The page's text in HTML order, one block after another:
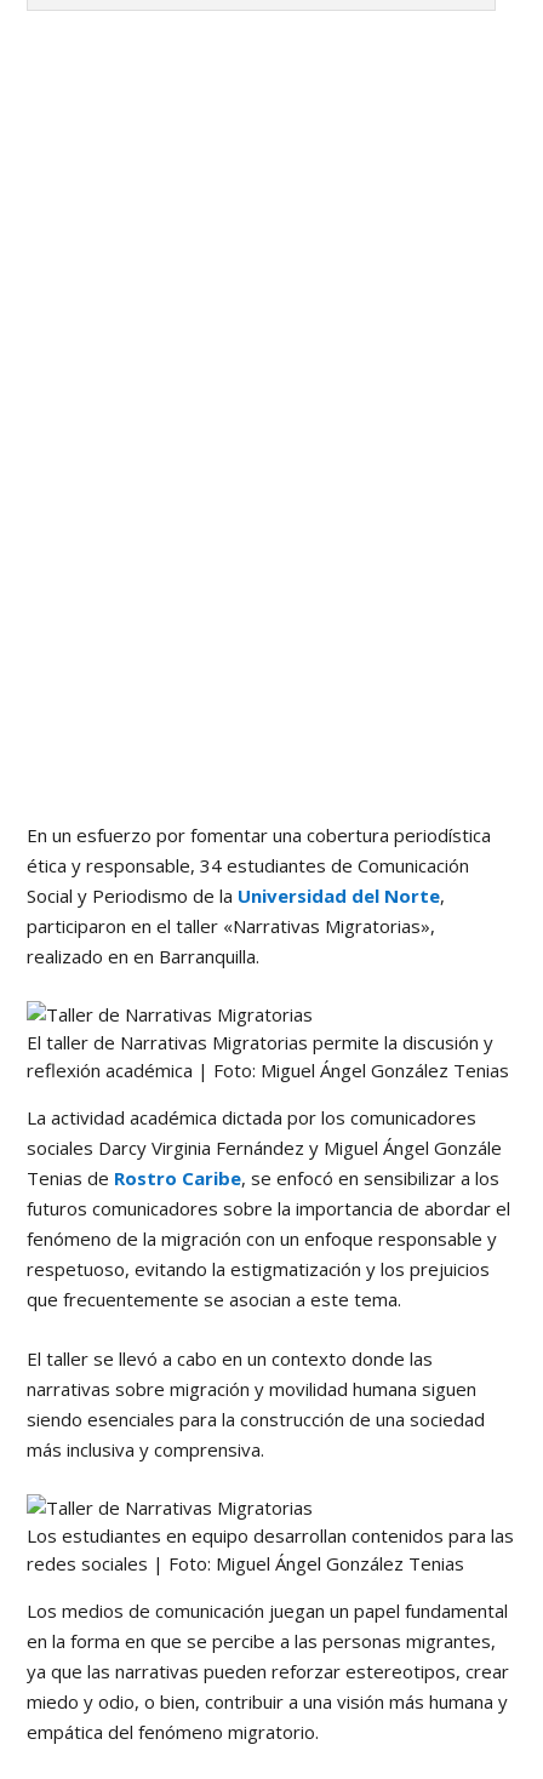
En un esfuerzo por fomentar una cobertura periodística
ética y responsable, 34 estudiantes de Comunicación
Social y Periodismo de la Universidad del Norte,
participaron en el taller «Narrativas Migratorias»,
realizado en en Barranquilla.
El taller de Narrativas Migratorias permite la discusión y
reflexión académica | Foto: Miguel Ángel González Tenias
La actividad académica dictada por los comunicadores
sociales Darcy Virginia Fernández y Miguel Ángel Gonzále
Tenias de Rostro Caribe, se enfocó en sensibilizar a los
futuros comunicadores sobre la importancia de abordar el
fenómeno de la migración con un enfoque responsable y
respetuoso, evitando la estigmatización y los prejuicios
que frecuentemente se asocian a este tema.
El taller se llevó a cabo en un contexto donde las
narrativas sobre migración y movilidad humana siguen
siendo esenciales para la construcción de una sociedad
más inclusiva y comprensiva.
Los estudiantes en equipo desarrollan contenidos para las
redes sociales | Foto: Miguel Ángel González Tenias
Los medios de comunicación juegan un papel fundamental
en la forma en que se percibe a las personas migrantes,
ya que las narrativas pueden reforzar estereotipos, crear
miedo y odio, o bien, contribuir a una visión más humana y
empática del fenómeno migratorio.